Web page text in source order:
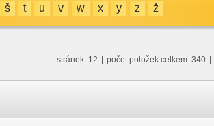
š t u v w x y z ž
stránek: 12 počet položek celkem: 340